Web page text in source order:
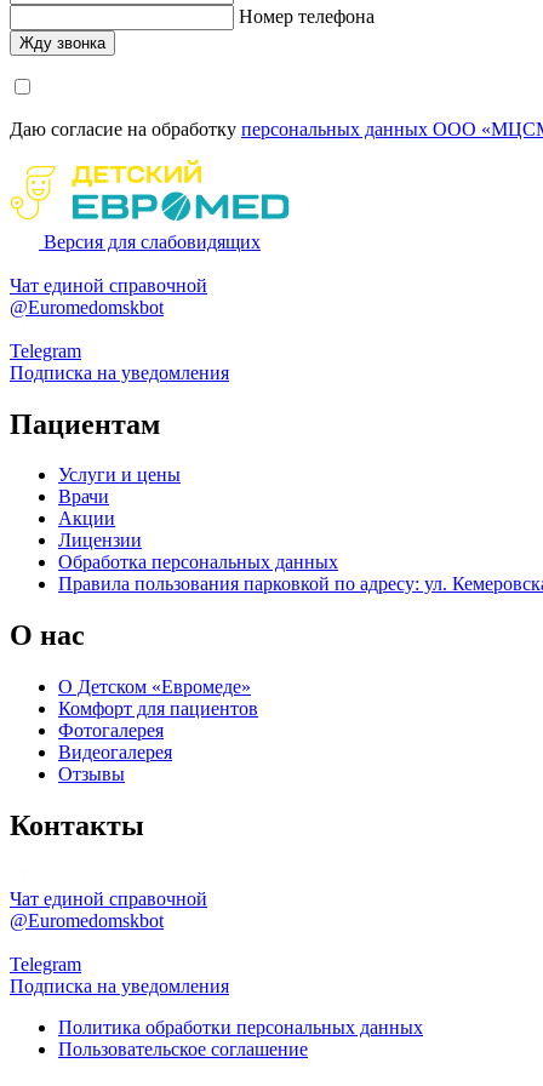
Номер телефона
Даю согласие на обработку персональных данных ООО
Версия для слабовидящих
Чат единой справочной
@Euromedomskbot
Telegram
Подписка на уведомления
Пациентам
Услуги и цены
Врачи
Акции
Лицензии
Обработка персональных данных
Правила пользования парковкой по адресу: ул.
О нас
О Детском «Евромеде»
Комфорт для пациентов
Фотогалерея
Видеогалерея
Отзывы
Контакты
Чат единой справочной
@Euromedomskbot
Telegram
Подписка на уведомления
Политика обработки персональных данных
Пользовательское соглашение